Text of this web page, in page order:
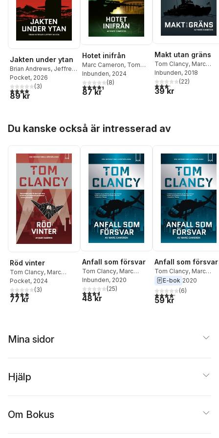
Jakten under ytan
Brian Andrews, Jeffrey
Wilson, Tom Clancy
Pocket, 2026
4,0utav 5 stjärnor. Totalt antal röster:
(3)
89 kr
Hotet inifrån
Marc Cameron, Tom
Clancy
Inbunden, 2024
4,4utav 5 stjärnor. Totalt antal röster:
(8)
87 kr
Makt utan gräns
Tom Clancy, Marc
Cameron
Inbunden, 2018
3,2utav 5 stjärnor.
(22)
39 kr
Du kanske också är intresserad av
Röd vinter
Tom Clancy, Marc
Cameron
Pocket, 2024
4,0utav 5 stjärnor. Totalt antal röster:
(3)
77 kr
Anfall som försvar
Tom Clancy, Marc
Cameron
Inbunden, 2020
3,6utav 5 stjärnor. Totalt antal röster:
(25)
48 kr
Anfall som försvar
Tom Clancy, Marc
Cameron
E-bok 2020
4,2utav 5 stjärnor.
(6)
59 kr
Mina sidor
Hjälp
Om Bokus